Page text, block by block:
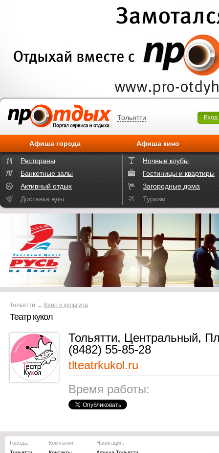
Тольятти Вход
Афиша города Афиша кино
Рестораны
Ночные клубы
Банкетные залы
Гостиницы и квартиры
Активный отдых
Загородные дома
Доставка еды
Туризм
Тольятти → Кино и культура
Театр кукол
Тольятти, Центральный,
(8482) 55-85-28
tlteatrkukol.ru
Время работы:
Города:
Компания:
Навигация: